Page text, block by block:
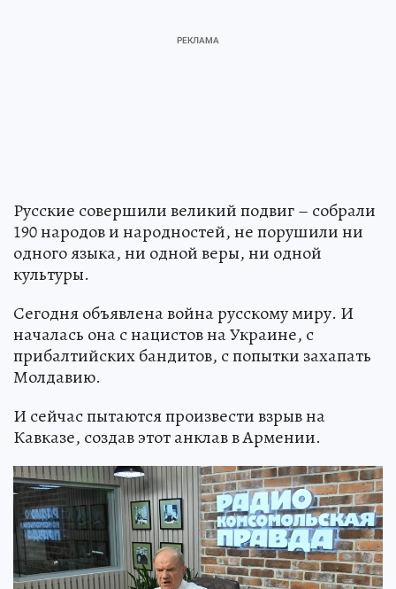
Русские совершили великий подвиг – собрали
190 народов и народностей, не порушили ни
одного языка, ни одной веры, ни одной
культуры.
Сегодня объявлена война русскому миру. И
началась она с нацистов на Украине, с
прибалтийских бандитов, с попытки захапать
Молдавию.
И сейчас пытаются произвести взрыв на
Кавказе, создав этот анклав в Армении.